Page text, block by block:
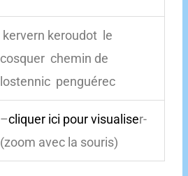
kervern keroudot le
cosquer chemin de
lostennic penguérec
–cliquer ici pour visualiser-
(zoom avec la souris)